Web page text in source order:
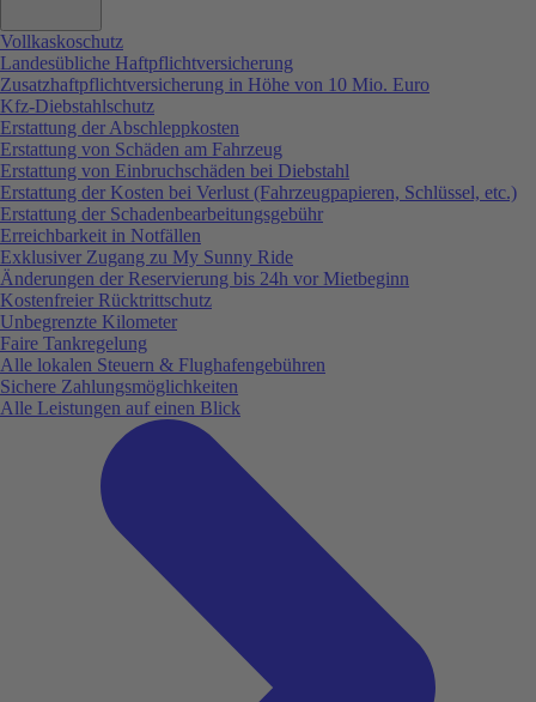
Vollkaskoschutz
Landesübliche Haftpflichtversicherung
Zusatzhaftpflichtversicherung in Höhe von 10 Mio. Euro
Kfz-Diebstahlschutz
Erstattung der Abschleppkosten
Erstattung von Schäden am Fahrzeug
Erstattung von Einbruchschäden bei Diebstahl
Erstattung der Kosten bei Verlust (Fahrzeugpapieren, Schlüssel, etc.)
Erstattung der Schadenbearbeitungsgebühr
Erreichbarkeit in Notfällen
Exklusiver Zugang zu My Sunny Ride
Änderungen der Reservierung bis 24h vor Mietbeginn
Kostenfreier Rücktrittschutz
Unbegrenzte Kilometer
Faire Tankregelung
Alle lokalen Steuern & Flughafengebühren
Sichere Zahlungsmöglichkeiten
Alle Leistungen auf einen Blick